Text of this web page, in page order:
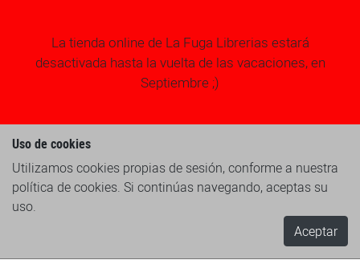
La tienda online de La Fuga Librerias estará
desactivada hasta la vuelta de las vacaciones, en
Septiembre ;)
Uso de cookies
Utilizamos cookies propias de sesión, conforme a nuestra
política de cookies. Si continúas navegando, aceptas su
uso.
Aceptar